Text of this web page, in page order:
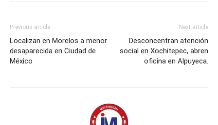
Previous article
Localizan en Morelos a menor
desaparecida en Ciudad de
México
Next article
Desconcentran atención
social en Xochitepec, abren
oficina en Alpuyeca.